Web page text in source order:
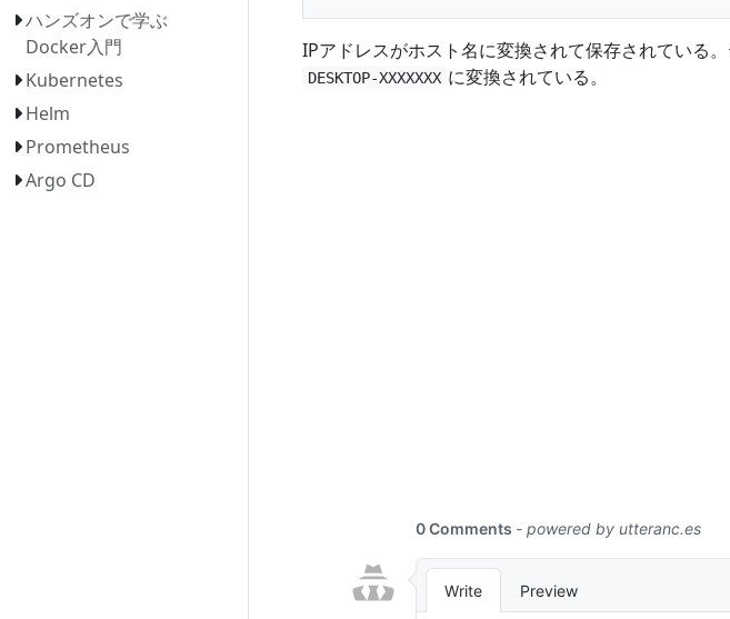
ハンズオンで学ぶ
Docker入門
Kubernetes
Helm
Prometheus
Argo CD
IPアドレスがホスト名に変換されて保存されている。
DESKTOP-XXXXXXX に変換されている。